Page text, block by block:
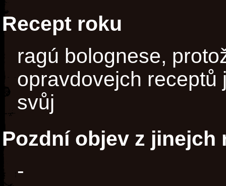
Recept roku
ragú bolognese,
opravdovejch receptů
svůj
Pozdní objev z jinejch
-